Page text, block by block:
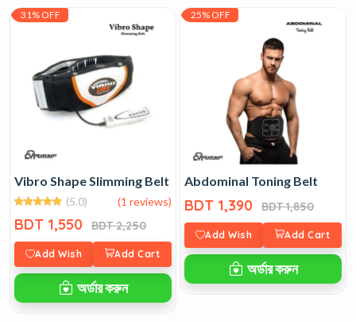
31% OFF
Vibro Shape Slimming Belt
(5.0) (1 reviews)
BDT 1,550 BDT 2,250
Add Wish Add Cart
অর্ডার করুন
25% OFF
Abdominal Toning Belt
BDT 1,390 BDT 1,850
Add Wish Add Cart
অর্ডার করুন